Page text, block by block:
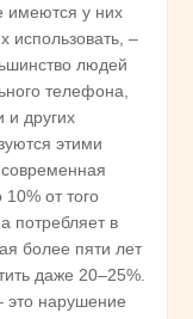
имеются у них
использовать, –
людей
телефона,
и других
этими
от того
потребляет в
более пяти лет
даже 20–25%.
это нарушение